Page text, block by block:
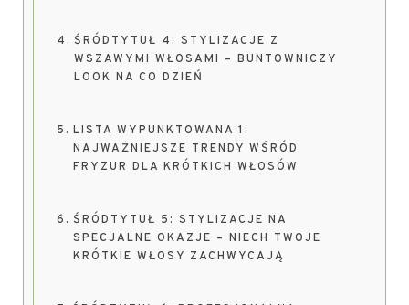
ŚRÓDTYTUŁ 4: STYLIZACJE Z
WSZAWYMI WŁOSAMI – BUNTOWNICZY
LOOK NA CO DZIEŃ
LISTA WYPUNKTOWANA 1:
NAJWAŻNIEJSZE TRENDY WŚRÓD
FRYZUR DLA KRÓTKICH WŁOSÓW
ŚRÓDTYTUŁ 5: STYLIZACJE NA
SPECJALNE OKAZJE – NIECH TWOJE
KRÓTKIE WŁOSY ZACHWYCAJĄ